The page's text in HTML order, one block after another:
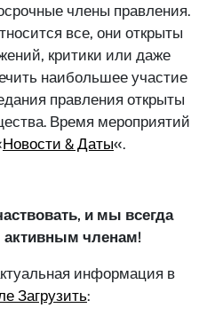
члены правления.
все, они открыты
критики или даже
наибольшее участие
правления открыты
Время мероприятий
Новости & Даты«.
и мы всегда
членам!
информация в
Загрузить: